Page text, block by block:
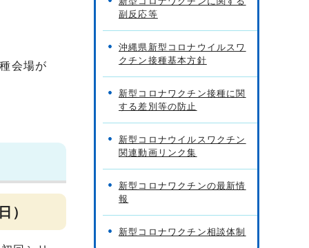
会場が
）
副反応等
沖縄県新型コロナウイルスワ
クチン接種基本方針
新型コロナワクチン接種に関
する差別等の防止
新型コロナウイルスワクチン
関連動画リンク集
新型コロナワクチンの最新情
報
新型コロナワクチン相談体制